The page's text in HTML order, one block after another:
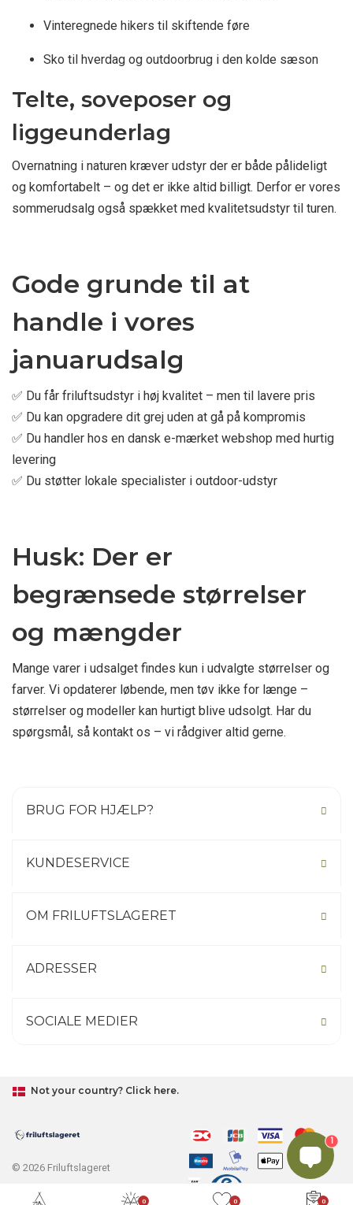
0 0 0
Vinteregnede hikers til skiftende føre
Sko til hverdag og outdoorbrug i den kolde sæson
Telte, soveposer og
liggeunderlag
Overnatning i naturen kræver udstyr der er både pålideligt
og komfortabelt – og det er ikke altid billigt. Derfor er vores
sommerudsalg også spækket med kvalitetsudstyr til turen.
Gode grunde til at
handle i vores
januarudsalg
✅ Du får friluftsudstyr i høj kvalitet – men til lavere pris
✅ Du kan opgradere dit grej uden at gå på kompromis
✅ Du handler hos en dansk e-mærket webshop med hurtig
levering
✅ Du støtter lokale specialister i outdoor-udstyr
Husk: Der er
begrænsede størrelser
og mængder
Mange varer i udsalget findes kun i udvalgte størrelser og
farver. Vi opdaterer løbende, men tøv ikke for længe –
størrelser og modeller kan hurtigt blive udsolgt. Har du
spørgsmål, så kontakt os – vi rådgiver altid gerne.
BRUG FOR HJÆLP?
KUNDESERVICE
OM FRILUFTSLAGERET
ADRESSER
SOCIALE MEDIER
Not your country? Click here.
© 2026 Friluftslageret
1